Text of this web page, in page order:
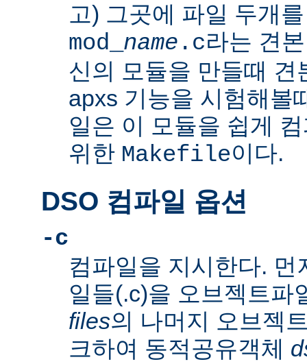
고) 그곳에 파일 두개
mod_ name .c라는 견
신의 모듈을 만들때 견
apxs 기능을 시험해볼
일은 이 모듈을 쉽게
위한 Makefile이다.
DSO 컴파일 옵션
-c
컴파일을 지시한다.
일들(.c)을 오브젝트파
files의 나머지 오브젝
크하여 동적공유객체